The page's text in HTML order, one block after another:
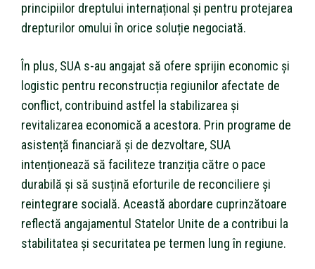
principiilor dreptului internațional și pentru protejarea
drepturilor omului în orice soluție negociată.
În plus, SUA s-au angajat să ofere sprijin economic și
logistic pentru reconstrucția regiunilor afectate de
conflict, contribuind astfel la stabilizarea și
revitalizarea economică a acestora. Prin programe de
asistență financiară și de dezvoltare, SUA
intenționează să faciliteze tranziția către o pace
durabilă și să susțină eforturile de reconciliere și
reintegrare socială. Această abordare cuprinzătoare
reflectă angajamentul Statelor Unite de a contribui la
stabilitatea și securitatea pe termen lung în regiune.